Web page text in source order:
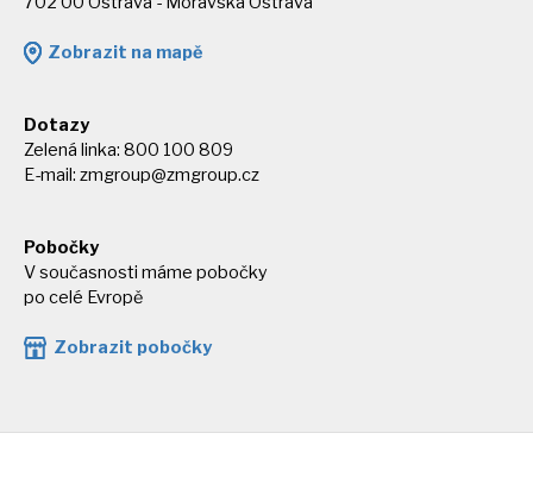
Zobrazit na mapě
Dotazy
Zelená linka: 800 100 809
E-mail: zmgroup@zmgroup.cz
Pobočky
V současnosti máme pobočky
po celé Evropě
Zobrazit pobočky